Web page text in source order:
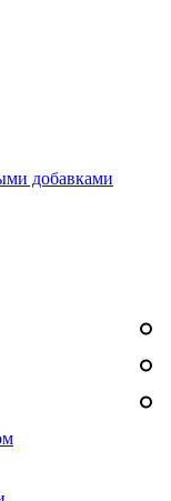
добавками